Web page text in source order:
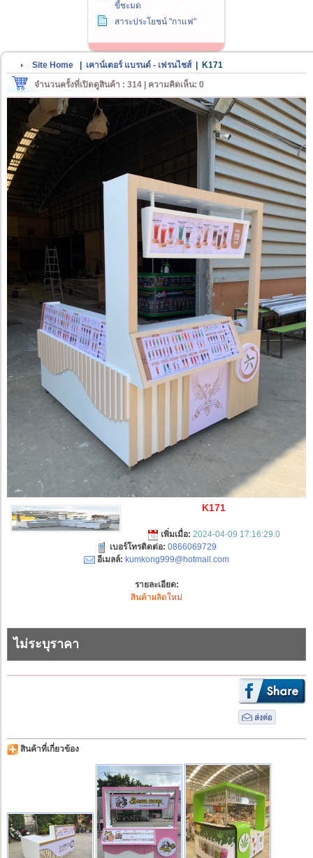
ขี้ชะมด
สาระประโยชน์ "กาแฟ"
Site Home เคาน์เตอร์ แบรนด์ - เฟรนไชส์|
K171
จำนวนครั้งที่เปิดดูสินค้า : 314 | ความคิดเห็น: 0
K171
เพิ่มเมื่อ: 2024-04-09 17:16:29.0
เบอร์โทรติดต่อ: 0866069729
อีเมลล์: kumkong999@hotmail.com
รายละเอียด:
สินค้าผลิตใหม่
ไม่ระบุราคา
สินค้าที่เกี่ยวข้อง